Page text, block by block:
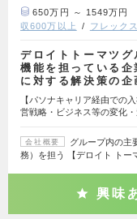
650万円 ～ 1549万円
収600万以上
フレック
デロイトトーマツグ
機能を担っている
に対する解決策の
【パソナキャリア経由での
営戦略・ビジネス等の変化
会社概要
グループ内の主
務）を担う 【デロイト トー
興味